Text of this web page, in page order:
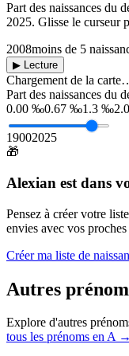
Part des naissances du
2025. Glisse le curseur
2008moins de 5
▶ Lecture
Chargement de la
Part des naissances du
0.00 ‰0.67 ‰1.3 ‰
19002025
🎁
Alexian est dans
Pensez à créer votre
envies avec vos
Créer ma liste de
Autres
Explore d'autres
tous les prénoms enA→